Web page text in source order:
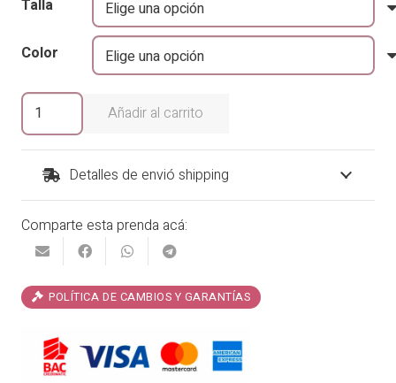
original
era:
₡36,900.00.
actual
₡29,520.00.
Talla
Color
Camisero
Nirvana
cantidad
Añadir al carrito
Detalles de envió shipping
Comparte esta prenda acá:
POLÍTICA DE CAMBIOS Y GARANTÍAS